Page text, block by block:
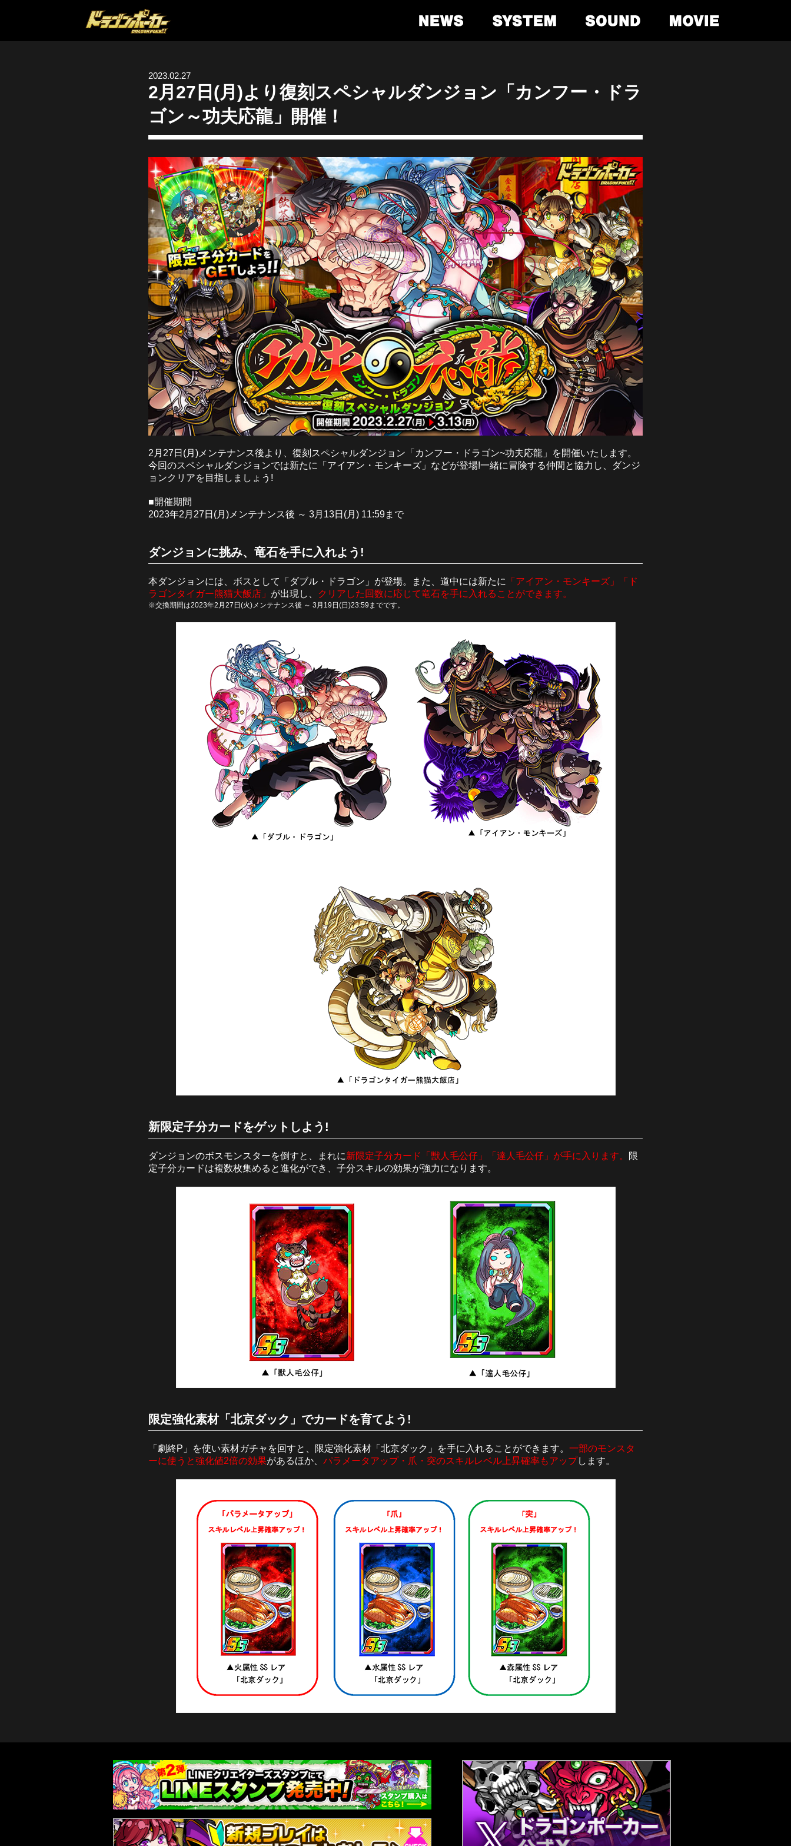
2023.02.27
2月27日(月)より復刻スペシャルダンジョン「カンフー・ドラ
ゴン～功夫応龍」開催！
2月27日(月)メンテナンス後より、復刻スペシャルダンジョン「カンフー・ドラゴン~功夫応龍」を開催いたします。
今回のスペシャルダンジョンでは新たに「アイアン・モンキーズ」などが登場!一緒に冒険する仲間と協力し、ダンジ
ョンクリアを目指しましょう!
■開催期間
2023年2月27日(月)メンテナンス後 ～ 3月13日(月) 11:59まで
ダンジョンに挑み、竜石を手に入れよう!
本ダンジョンには、ボスとして「ダブル・ドラゴン」が登場。また、道中には新たに
「アイアン・モンキーズ」「ド
ラゴンタイガー熊猫大飯店」 が出現し、 クリアした回数に応じて竜石を手に入れることができます。
※交換期間は2023年2月27日(火)メンテナンス後 ～ 3月19日(日)23:59までです。
新限定子分カードをゲットしよう!
ダンジョンのボスモンスターを倒すと、まれに新限定子分カード「獣人毛公仔」「達人毛公仔」が手に入ります。
限
定子分カードは複数枚集めると進化ができ、子分スキルの効果が強力になります。
限定強化素材「北京ダック」でカードを育てよう!
「劇終P」を使い素材ガチャを回すと、限定強化素材「北京ダック」を手に入れることができます。 一部のモンスタ
ーに使うと強化値2倍の効果があるほか、 パラメータアップ・爪・突のスキルレベル上昇確率もアップします。